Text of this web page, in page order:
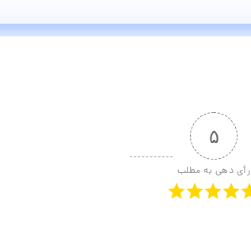
۵
رأی دهی به مطلب